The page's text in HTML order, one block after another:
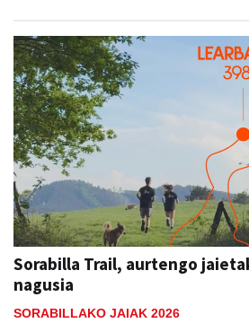
Sorabilla Trail, aurtengo
nagusia
SORABILLAKO JAIAK 2026